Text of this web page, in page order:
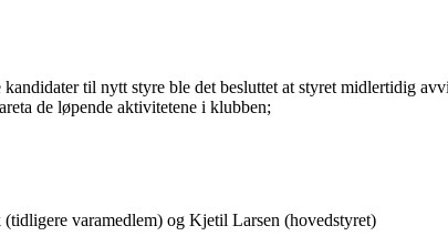
til nytt styre ble det besluttet at styret midlertidig
de løpende aktivitetene i klubben;
varamedlem) og Kjetil Larsen (hovedstyret)